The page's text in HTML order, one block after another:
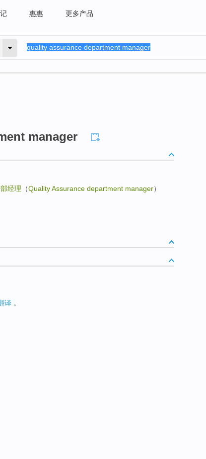
惠惠 更多产品
manager
经理 （Quality Assurance department manager）
译 。